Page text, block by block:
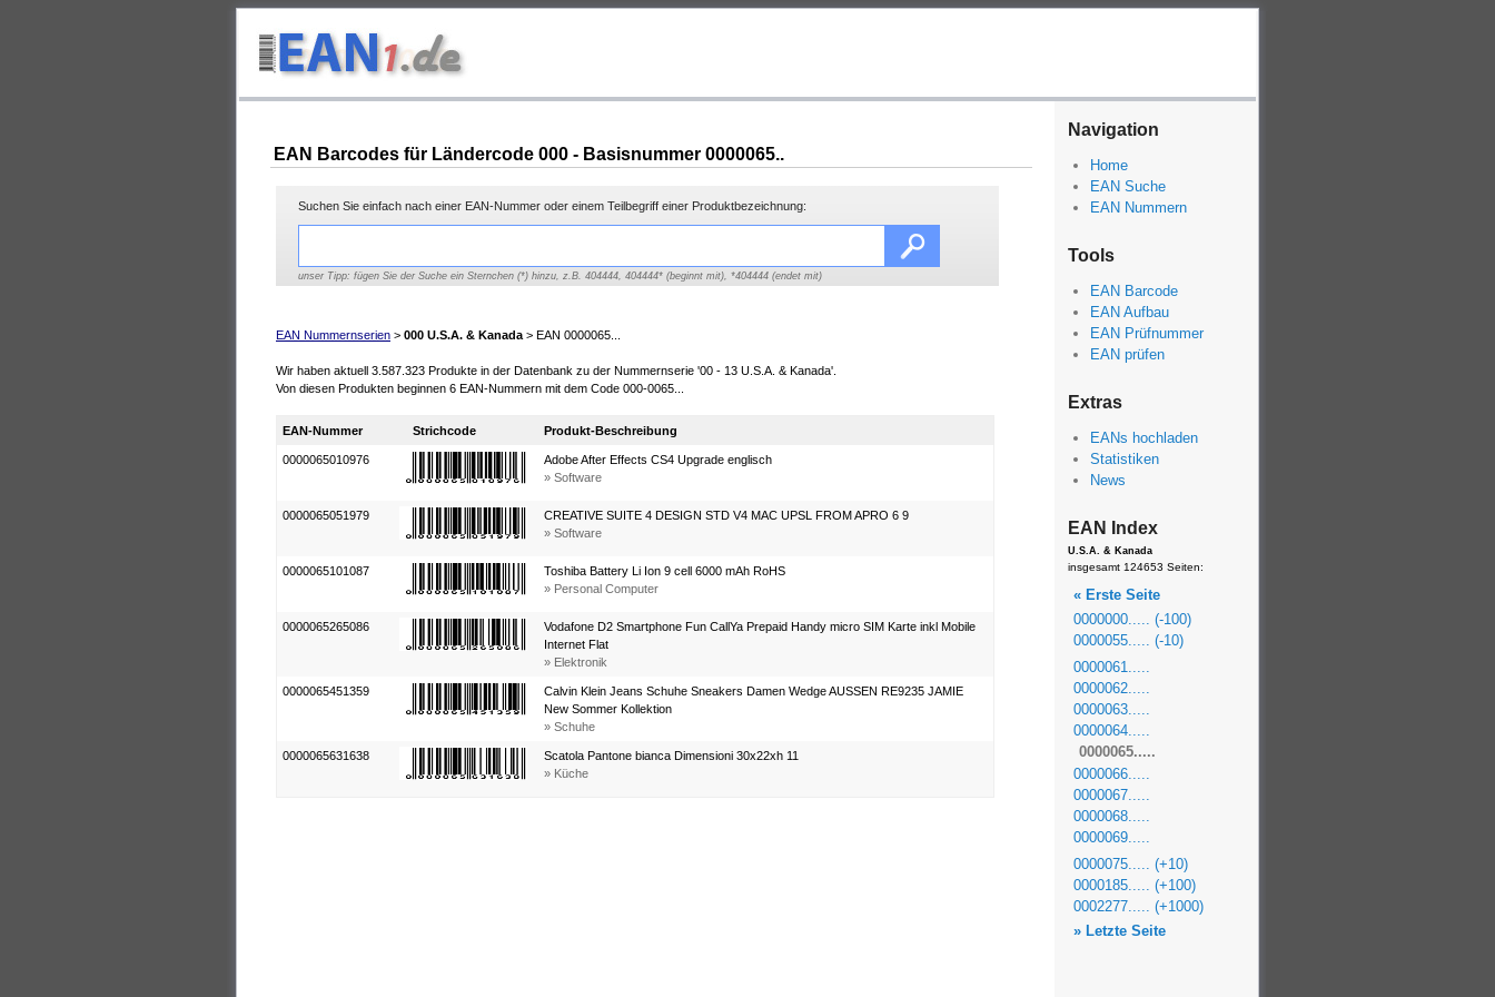
EAN Barcodes für Ländercode 000 - Basisnummer 0000065..
Suchen Sie einfach nach einer EAN-Nummer oder einem Teilbegriff einer Produktbezeichnung:
unser Tipp: fügen Sie der Suche ein Sternchen (*) hinzu, z.B. 404444, 404444* (beginnt mit), *404444 (endet mit)
EAN Nummernserien > 000 U.S.A. & Kanada > EAN 0000065...
Wir haben aktuell 3.587.323 Produkte in der Datenbank zu der Nummernserie '00 - 13 U.S.A. & Kanada'.
Von diesen Produkten beginnen 6 EAN-Nummern mit dem Code 000-0065...
EAN-Nummer Strichcode Produkt-Beschreibung
0000065010976
Adobe After Effects CS4 Upgrade englisch
» Software
0000065051979
CREATIVE SUITE 4 DESIGN STD V4 MAC UPSL FROM APRO 6 9
» Software
0000065101087
Toshiba Battery Li Ion 9 cell 6000 mAh RoHS
» Personal Computer
0000065265086
Vodafone D2 Smartphone Fun CallYa Prepaid Handy micro SIM Karte inkl Mobile
Internet Flat
» Elektronik
0000065451359
Calvin Klein Jeans Schuhe Sneakers Damen Wedge AUSSEN RE9235 JAMIE
New Sommer Kollektion
» Schuhe
0000065631638
Scatola Pantone bianca Dimensioni 30x22xh 11
» Küche
Navigation
Home
EAN Suche
EAN Nummern
Tools
EAN Barcode
EAN Aufbau
EAN Prüfnummer
EAN prüfen
Extras
EANs hochladen
Statistiken
News
EAN Index
U.S.A. & Kanada
insgesamt 124653 Seiten:
« Erste Seite
0000000..... (-100)
0000055..... (-10)
0000061.....
0000062.....
0000063.....
0000064.....
0000065.....
0000066.....
0000067.....
0000068.....
0000069.....
0000075..... (+10)
0000185..... (+100)
0002277..... (+1000)
» Letzte Seite